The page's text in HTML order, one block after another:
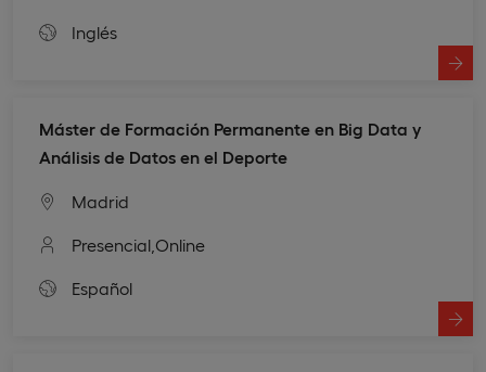
Inglés
Máster de Formación Permanente en Big Data y
Análisis de Datos en el Deporte
Madrid
Presencial, Online
Español